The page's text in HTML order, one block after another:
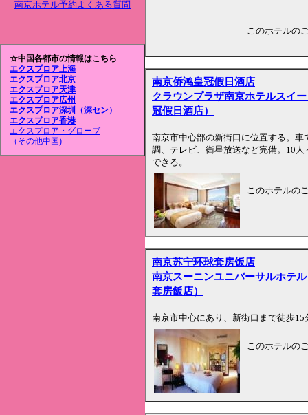
南京ホテル予約よくある質問
☆中国各都市の情報はこちら
エクスプロア上海
エクスプロア北京
エクスプロア天津
エクスプロア広州
エクスプロア深圳（深セン）
エクスプロア香港
エクスプロア・グローブ
（その他中国)
このホテルの
南京侨鸿皇冠假日酒店
クラウンプラザ南京ホテルスイ
冠假日酒店）
南京市中心部の新街口に位置する。
調、テレビ、衛星放送など完備。10
できる。
このホテルの
南京苏宁环球套房饭店
南京スーニンユニバーサルホテ
套房飯店）
南京市中心にあり、新街口まで徒歩
このホテルの